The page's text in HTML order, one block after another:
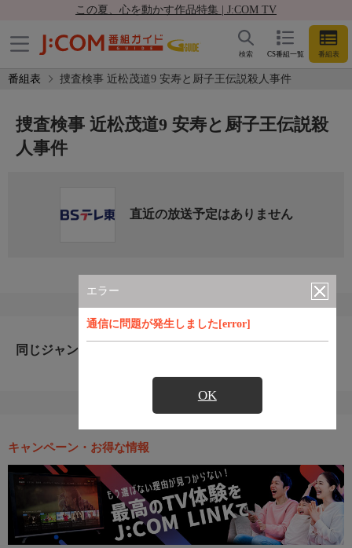
この夏、心を動かす作品特集 | J:COM TV
CS番組一覧 番組表
検索
番組表 捜査検事 近松茂道9 安寿と厨子王伝説殺人事件
エラー
通信に問題が発生しました[error]
OK
捜査検事 近松茂道9 安寿と厨子王伝説殺
人事件
直近の放送予定はありません
同じジャンルのおすすめ番組
キャンペーン・お得な情報